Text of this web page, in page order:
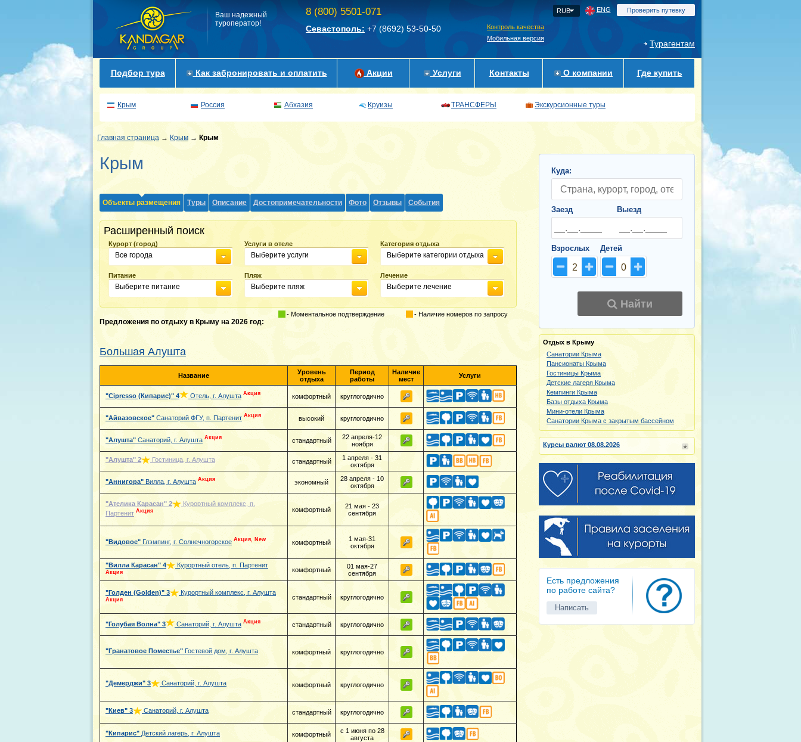
Ваш надежный
туроператор!
8 (800) 5501-071
Севастополь: +7 (8692) 53-50-50
Контроль качества
Мобильная версия
RUB ENG Проверить путевку
Турагентам
Подбор тура Как забронировать и оплатить Акции Услуги Контакты О компании Где купить
Крым Россия Абхазия Круизы ТРАНСФЕРЫ Экскурсионные туры
Главная страница → Крым → Крым
Крым
Объекты размещения Туры Описание Достопримечательности Фото Отзывы События
Расширенный поиск
Курорт (город)
Все города
Услуги в отеле
Выберите услуги
Категория отдыха
Выберите категории отдыха
Питание
Выберите питание
Пляж
Выберите пляж
Лечение
Выберите лечение
- Моментальное подтверждение - Наличие номеров по запросу
Предложения по отдыху в Крыму на 2026 год:
Большая Алушта
Название
Уровень
отдыха
Период
работы
Наличие
мест
Услуги
"Cipresso (Кипарис)" 4 Отель, г. Алушта Акция комфортный круглогодично
"Айвазовское" Санаторий ФГУ, п. Партенит Акция высокий круглогодично
"Алушта" Санаторий, г. Алушта Акция стандартный
22 апреля-12
ноября
"Алушта" 2 Гостиница, г. Алушта стандартный
1 апреля - 31
октября
"Аннигора" Вилла, г. Алушта Акция экономный
28 апреля - 10
октября
"Ателика Карасан" 2
Курортный комплекс, п.
Партенит Акция комфортный
21 мая - 23
сентября
"Видовое" Глэмпинг, г. Солнечногорское Акция, New комфортный
1 мая-31
октября
"Вилла Карасан" 4 Курортный отель, п. Партенит
Акция комфортный
01 мая-27
сентября
"Голден (Golden)" 3 Курортный комплекс, г. Алушта
Акция стандартный круглогодично
"Голубая Волна" 3 Санаторий, г. Алушта Акция стандартный круглогодично
"Гранатовое Поместье" Гостевой дом, г. Алушта комфортный круглогодично
"Демерджи" 3 Санаторий, г. Алушта комфортный круглогодично
"Киев" 3 Санаторий, г. Алушта стандартный круглогодично
"Кипарис" Детский лагерь, г. Алушта комфортный
с 1 июня по 28
августа
Куда:
Заезд Выезд
Взрослых
2
Детей
0
Найти
Отдых в Крыму
Санатории Крыма
Пансионаты Крыма
Гостиницы Крыма
Детские лагеря Крыма
Кемпинги Крыма
Базы отдыха Крыма
Мини-отели Крыма
Санатории Крыма с закрытым бассейном
Курсы валют 08.08.2026
Есть предложения
по работе сайта?
Написать